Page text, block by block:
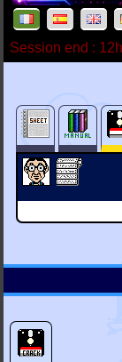
Session end :